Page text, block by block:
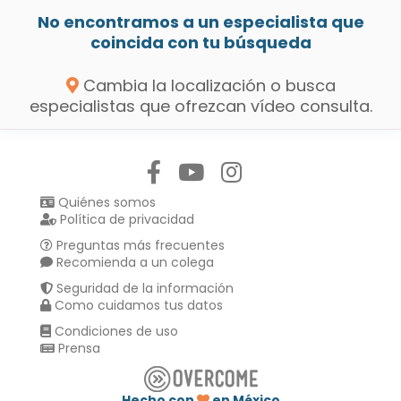
No encontramos a un especialista que
coincida con tu búsqueda
Cambia la localización o busca
especialistas que ofrezcan vídeo consulta.
Quiénes somos
Política de privacidad
Preguntas más frecuentes
Recomienda a un colega
Seguridad de la información
Como cuidamos tus datos
Condiciones de uso
Prensa